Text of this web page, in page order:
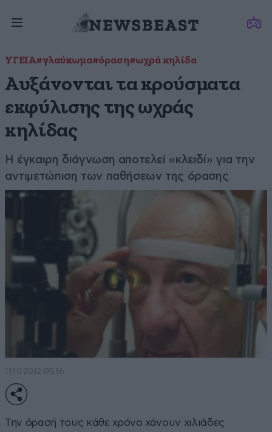
ΥΓΕΙΑ#γλαύκωμα#όραση#ωχρά κηλίδα
Αυξάνονται τα κρούσματα
εκφύλισης της ωχράς
κηλίδας
Η έγκαιρη διάγνωση αποτελεί «κλειδί» για την
αντιμετώπιση των παθήσεων της όρασης
11·10·2012 05:16
Την όρασή τους κάθε χρόνο χάνουν χιλιάδες